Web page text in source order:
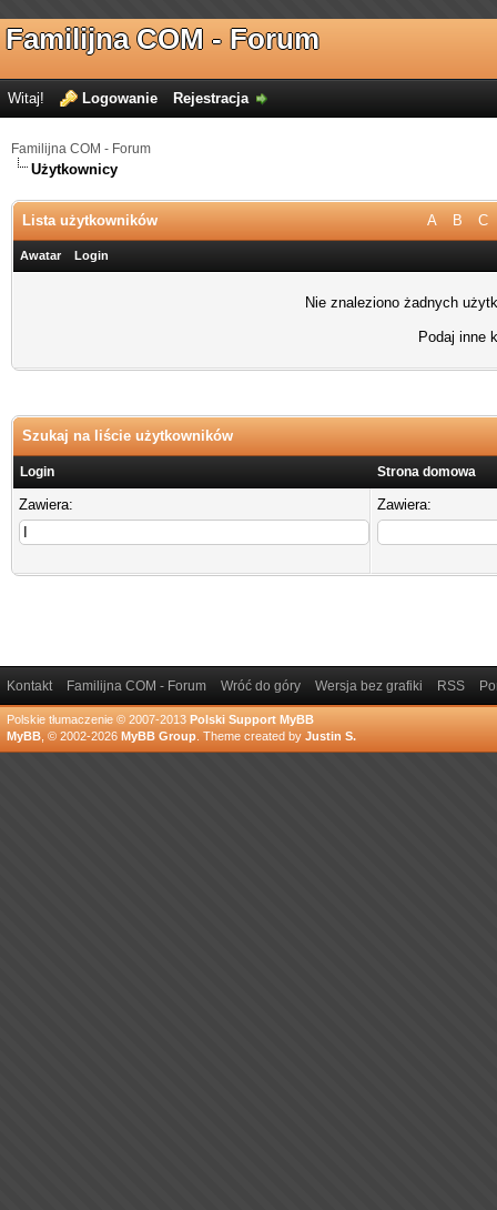
Familijna COM - Forum
Witaj! Logowanie Rejestracja
Familijna COM - Forum
Użytkownicy
A B C
Lista użytkowników
Awatar Login
Nie znaleziono żadnych
Podaj inne
Szukaj na liście użytkowników
Login Strona domowa
Zawiera: Zawiera:
Kontakt Familijna COM - Forum Wróć do góry Wersja bez grafiki RSS
Polskie tłumaczenie © 2007-2013 Polski Support MyBB
MyBB , © 2002-2026 MyBB Group Theme created by Justin S.